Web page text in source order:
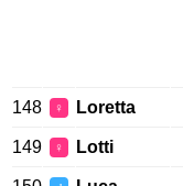
148 ♀ Loretta
149 ♀ Lotti